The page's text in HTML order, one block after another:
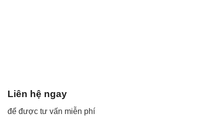
Liên hệ ngay
để được tư vấn miễn phí